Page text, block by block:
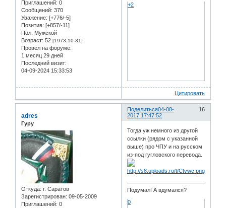
Приглашений: 0
Сообщений: 370
Уважение: [+776/-5]
Позитив: [+857/-11]
Пол: Мужской
Возраст: 52 [1973-10-31]
Провел на форуме:
1 месяц 29 дней
Последний визит:
04-09-2024 15:33:53
+2
Цитировать
Поделиться 16
04-08-
2017 17:47:52
adres
Гуру
Откуда: г. Саратов
Зарегистрирован: 09-05-2009
Приглашений: 0
Тогда уж немного из другой
ссылки (рядом с указанной
выше) про ЧПУ и на русском
из-под гугловского перевода.
Подумал! А вдумался?
0